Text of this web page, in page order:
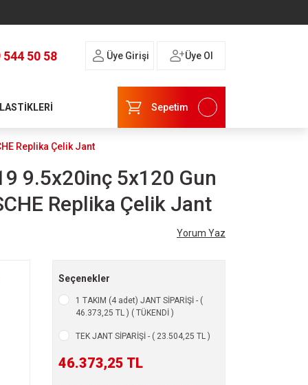
544 50 58 Üye Girişi Üye Ol
Sepetim
Replika Çelik Jant
9.5x20inç 5x120 Gun
Replika Çelik Jant
Yorum Yaz
Seçenekler
1 TAKIM (4 adet) JANT SİPARİŞİ - (
46.373,25 TL ) ( TÜKENDİ )
TEK JANT SİPARİŞİ - ( 23.504,25 TL )
46.373,25 TL